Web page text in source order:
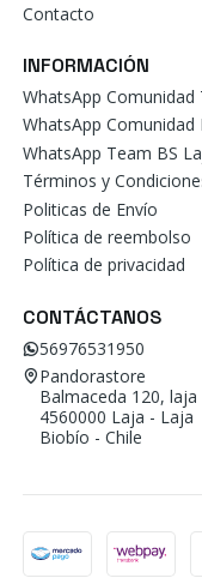
Contacto
INFORMACIÓN
WhatsApp Comunidad
WhatsApp Comunidad
WhatsApp Team BS
Términos y
Politicas de Envío
Política de reembolso
Política de privacidad
CONTÁCTANOS
56976531950
Pandorastore
Balmaceda 120, laja
4560000 Laja - Laja
Biobío - Chile